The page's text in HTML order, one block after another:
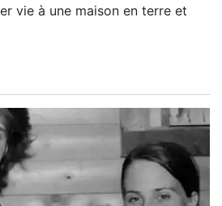
vie à une maison en terre et